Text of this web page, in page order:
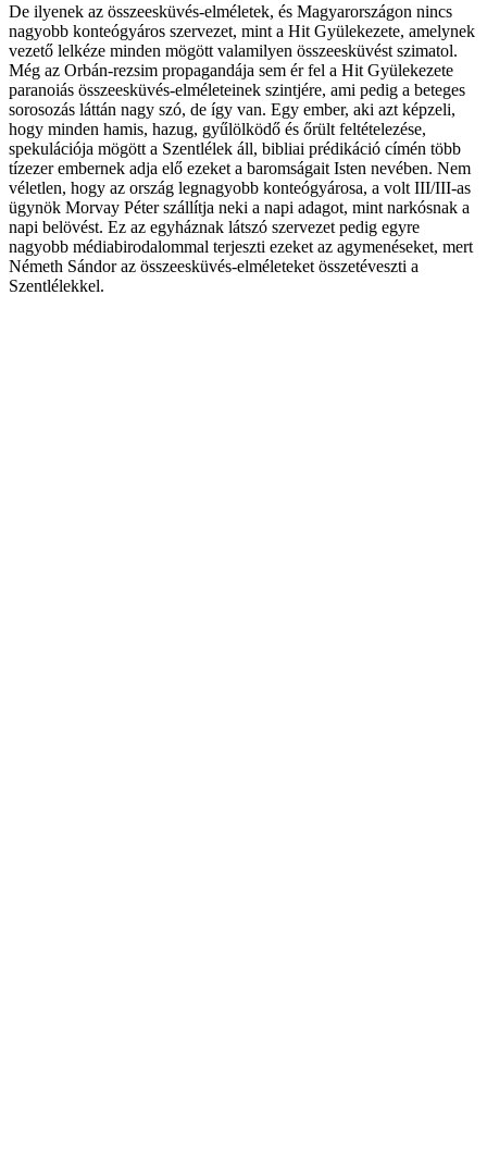
De ilyenek az összeesküvés-elméletek, és Magyarországon nincs
nagyobb konteógyáros szervezet, mint a Hit Gyülekezete, amelynek
vezető lelkéze minden mögött valamilyen összeesküvést szimatol.
Még az Orbán-rezsim propagandája sem ér fel a Hit Gyülekezete
paranoiás összeesküvés-elméleteinek szintjére, ami pedig a beteges
sorosozás láttán nagy szó, de így van. Egy ember, aki azt képzeli,
hogy minden hamis, hazug, gyűlölködő és őrült feltételezése,
spekulációja mögött a Szentlélek áll, bibliai prédikáció címén több
tízezer embernek adja elő ezeket a baromságait Isten nevében. Nem
véletlen, hogy az ország legnagyobb konteógyárosa, a volt III/III-as
ügynök Morvay Péter szállítja neki a napi adagot, mint narkósnak a
napi belövést. Ez az egyháznak látszó szervezet pedig egyre
nagyobb médiabirodalommal terjeszti ezeket az agymenéseket, mert
Németh Sándor az összeesküvés-elméleteket összetéveszti a
Szentlélekkel.